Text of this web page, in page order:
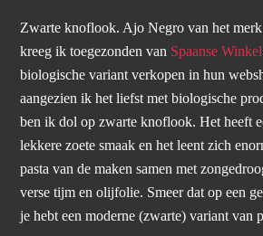
Zwarte knoflook. Ajo Negro van het
kreeg ik toegezonden van Spaanse Winkel
biologische variant verkopen in hun
aangezien ik het liefst met biologische
ben ik dol op zwarte knoflook. Het heeft
lekkere zoete smaak en het leent zich
pasta van de maken samen met
verse tijm en olijfolie. Smeer dat op een
je hebt een moderne (zwarte) variant van